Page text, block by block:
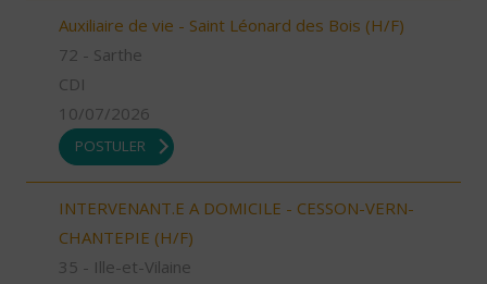
Auxiliaire de vie - Saint Léonard des Bois (H/F)
72 - Sarthe
CDI
10/07/2026
POSTULER
INTERVENANT.E A DOMICILE - CESSON-VERN-
CHANTEPIE (H/F)
35 - Ille-et-Vilaine